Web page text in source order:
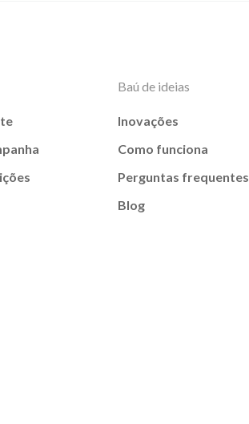
Baú de ideias
Inovações
Como funciona
Perguntas frequentes
Blog